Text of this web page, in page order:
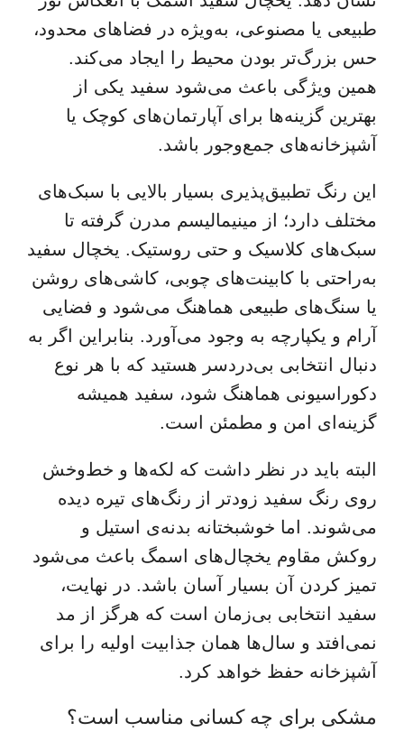
طبیعی یا مصنوعی، به‌ویژه در فضاهای محدود،
حس بزرگ‌تر بودن محیط را ایجاد می‌کند.
همین ویژگی باعث می‌شود سفید یکی از
بهترین گزینه‌ها برای آپارتمان‌های کوچک یا
آشپزخانه‌های جمع‌وجور باشد.
این رنگ تطبیق‌پذیری بسیار بالایی با سبک‌های
مختلف دارد؛ از مینیمالیسم مدرن گرفته تا
سبک‌های کلاسیک و حتی روستیک. یخچال سفید
به‌راحتی با کابینت‌های چوبی، کاشی‌های روشن
یا سنگ‌های طبیعی هماهنگ می‌شود و فضایی
آرام و یکپارچه به وجود می‌آورد. بنابراین اگر به
دنبال انتخابی بی‌دردسر هستید که با هر نوع
دکوراسیونی هماهنگ شود، سفید همیشه
گزینه‌ای امن و مطمئن است.
البته باید در نظر داشت که لکه‌ها و خط‌وخش
روی رنگ سفید زودتر از رنگ‌های تیره دیده
می‌شوند. اما خوشبختانه بدنه‌ی استیل و
روکش مقاوم یخچال‌های اسمگ باعث می‌شود
تمیز کردن آن بسیار آسان باشد. در نهایت،
سفید انتخابی بی‌زمان است که هرگز از مد
نمی‌افتد و سال‌ها همان جذابیت اولیه را برای
آشپزخانه حفظ خواهد کرد.
مشکی برای چه کسانی مناسب است؟